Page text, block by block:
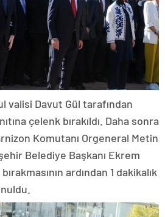
valisi Davut Gül tarafından
çelenk bırakıldı. Daha sonra
Komutanı Orgeneral Metin
Belediye Başkanı Ekrem
ardından 1 dakikalık